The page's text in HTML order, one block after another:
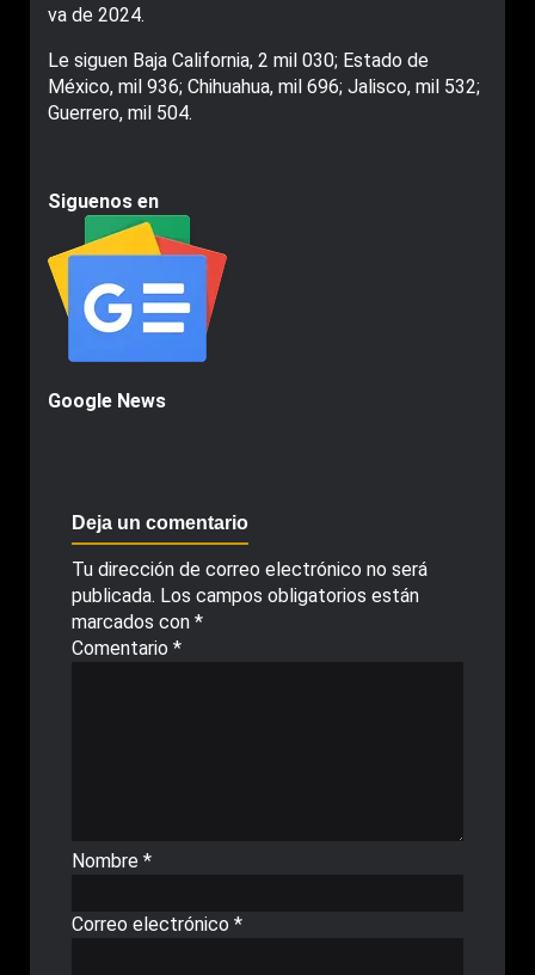
va de 2024.
Le siguen Baja California, 2 mil 030; Estado de
México, mil 936; Chihuahua, mil 696; Jalisco, mil 532;
Guerrero, mil 504.
Siguenos en
Google News
Deja un comentario
Tu dirección de correo electrónico no será
publicada. Los campos obligatorios están
marcados con *
Comentario *
Nombre *
Correo electrónico *